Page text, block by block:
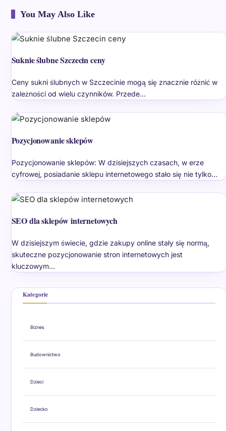
You May Also Like
Suknie ślubne Szczecin ceny
Ceny sukni ślubnych w Szczecinie mogą się znacznie różnić w
zależności od wielu czynników. Przede…
Pozycjonowanie sklepów
Pozycjonowanie sklepów: W dzisiejszych czasach, w erze
cyfrowej, posiadanie sklepu internetowego stało się nie tylko…
SEO dla sklepów internetowych
W dzisiejszym świecie, gdzie zakupy online stały się normą,
skuteczne pozycjonowanie stron internetowych jest
kluczowym…
Kategorie
Biznes
Budownictwo
Dzieci
Dziecko